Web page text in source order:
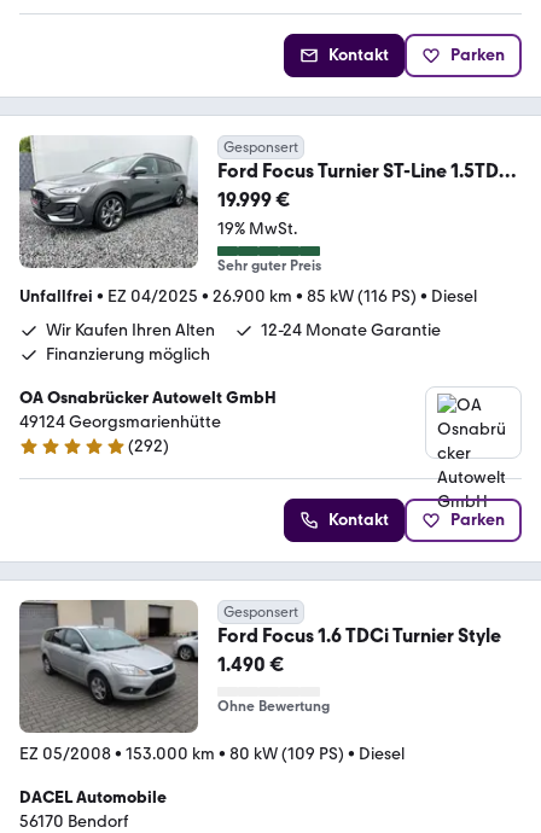
Kontakt Parken
Gesponsert
Ford Focus Turnier ST-Line 1.5TDCI
Automatik Kamera
19.999 €
19% MwSt.
Sehr guter Preis
Unfallfrei • EZ 04/2025 • 26.900 km • 85 kW (116 PS) • Diesel
Wir Kaufen Ihren Alten
12-24 Monate Garantie
Finanzierung möglich
OA Osnabrücker Autowelt GmbH
49124 Georgsmarienhütte
4.9 Sterne
(292)
Kontakt Parken
Gesponsert
Ford Focus 1.6 TDCi Turnier Style
1.490 €
Ohne Bewertung
EZ 05/2008• 153.000 km • 80 kW (109 PS) • Diesel
DACEL Automobile
56170 Bendorf